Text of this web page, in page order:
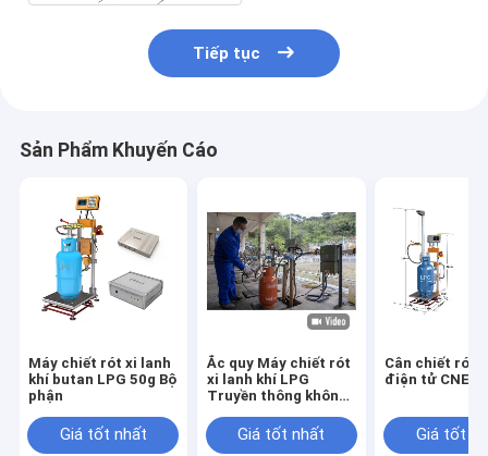
Tiếp tục
Sản Phẩm Khuyến Cáo
Máy chiết rót xi lanh
khí butan LPG 50g Bộ
phận
Giá tốt nhất
Ắc quy Máy chiết rót
xi lanh khí LPG
Truyền thông không
Giá tốt nhất
Cân chiết rót
điện tử CNEX
Giá tốt